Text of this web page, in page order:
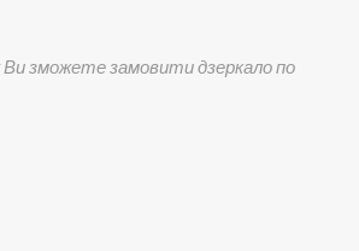
зможете замовити дзеркало по